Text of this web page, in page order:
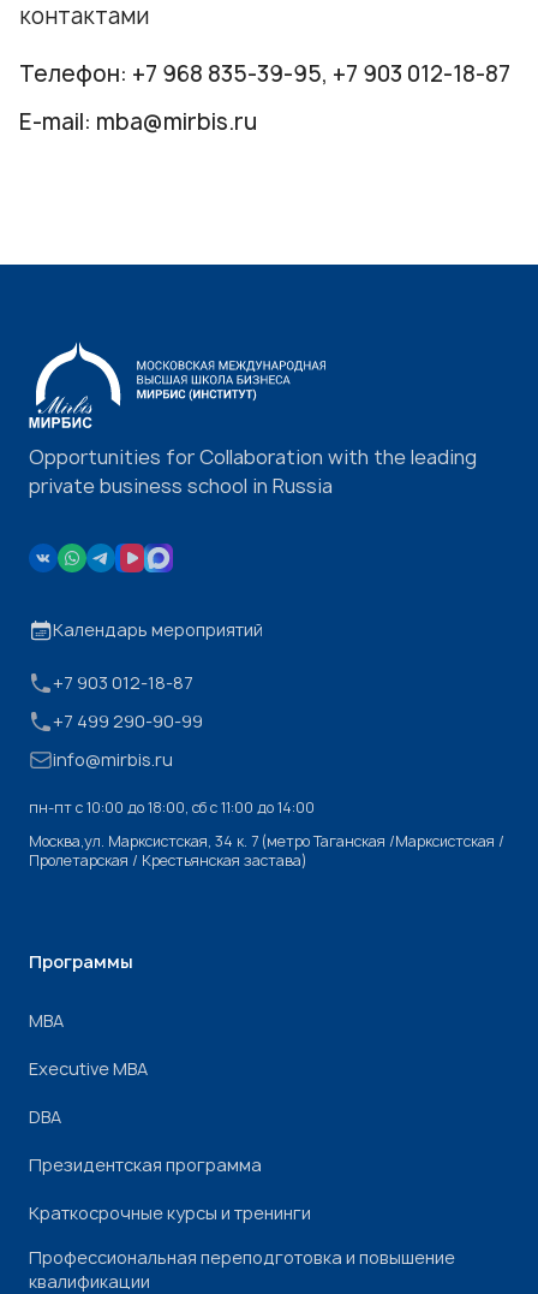
контактами
Телефон: +7 968 835-39-95, +7 903 012-18-87
E-mail: mba@mirbis.ru
Opportunities for Collaboration with the leading
private business school in Russia
Календарь мероприятий
+7 903 012-18-87
+7 499 290-90-99
info@mirbis.ru
пн-пт с 10:00 до 18:00, cб с 11:00 до 14:00
Москва,ул. Марксистская, 34 к. 7 (метро Таганская /Марксистская /
Пролетарская / Крестьянская застава)
Программы
МВА
Executive MBA
DBA
Президентская программа
Краткосрочные курсы и тренинги
Профессиональная переподготовка и повышение
квалификации